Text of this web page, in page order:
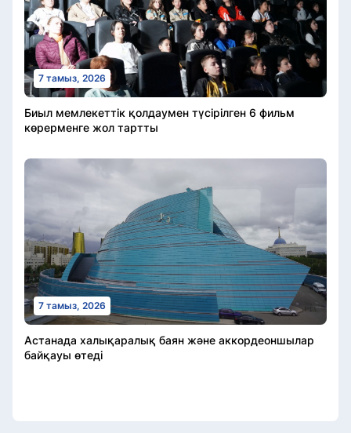
7 тамыз, 2026
Биыл мемлекеттік қолдаумен түсірілген 6 фильм
көрерменге жол тартты
7 тамыз, 2026
Астанада халықаралық баян және аккордеоншылар
байқауы өтеді